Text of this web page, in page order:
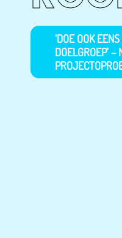
‘DOE OOK
DOELGROEP’